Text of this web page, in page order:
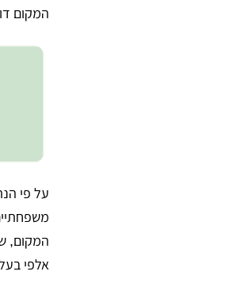
המקום
על פי
המקום,
אלפי